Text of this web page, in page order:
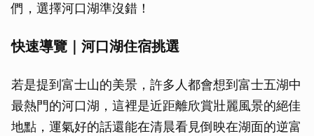
們，選擇河口湖準沒錯！
快速導覽｜河口湖住宿挑選
若是提到富士山的美景，許多人都會想到富士五湖中
最熱門的河口湖，這裡是近距離欣賞壯麗風景的絕佳
地點，運氣好的話還能在清晨看見倒映在湖面的逆富